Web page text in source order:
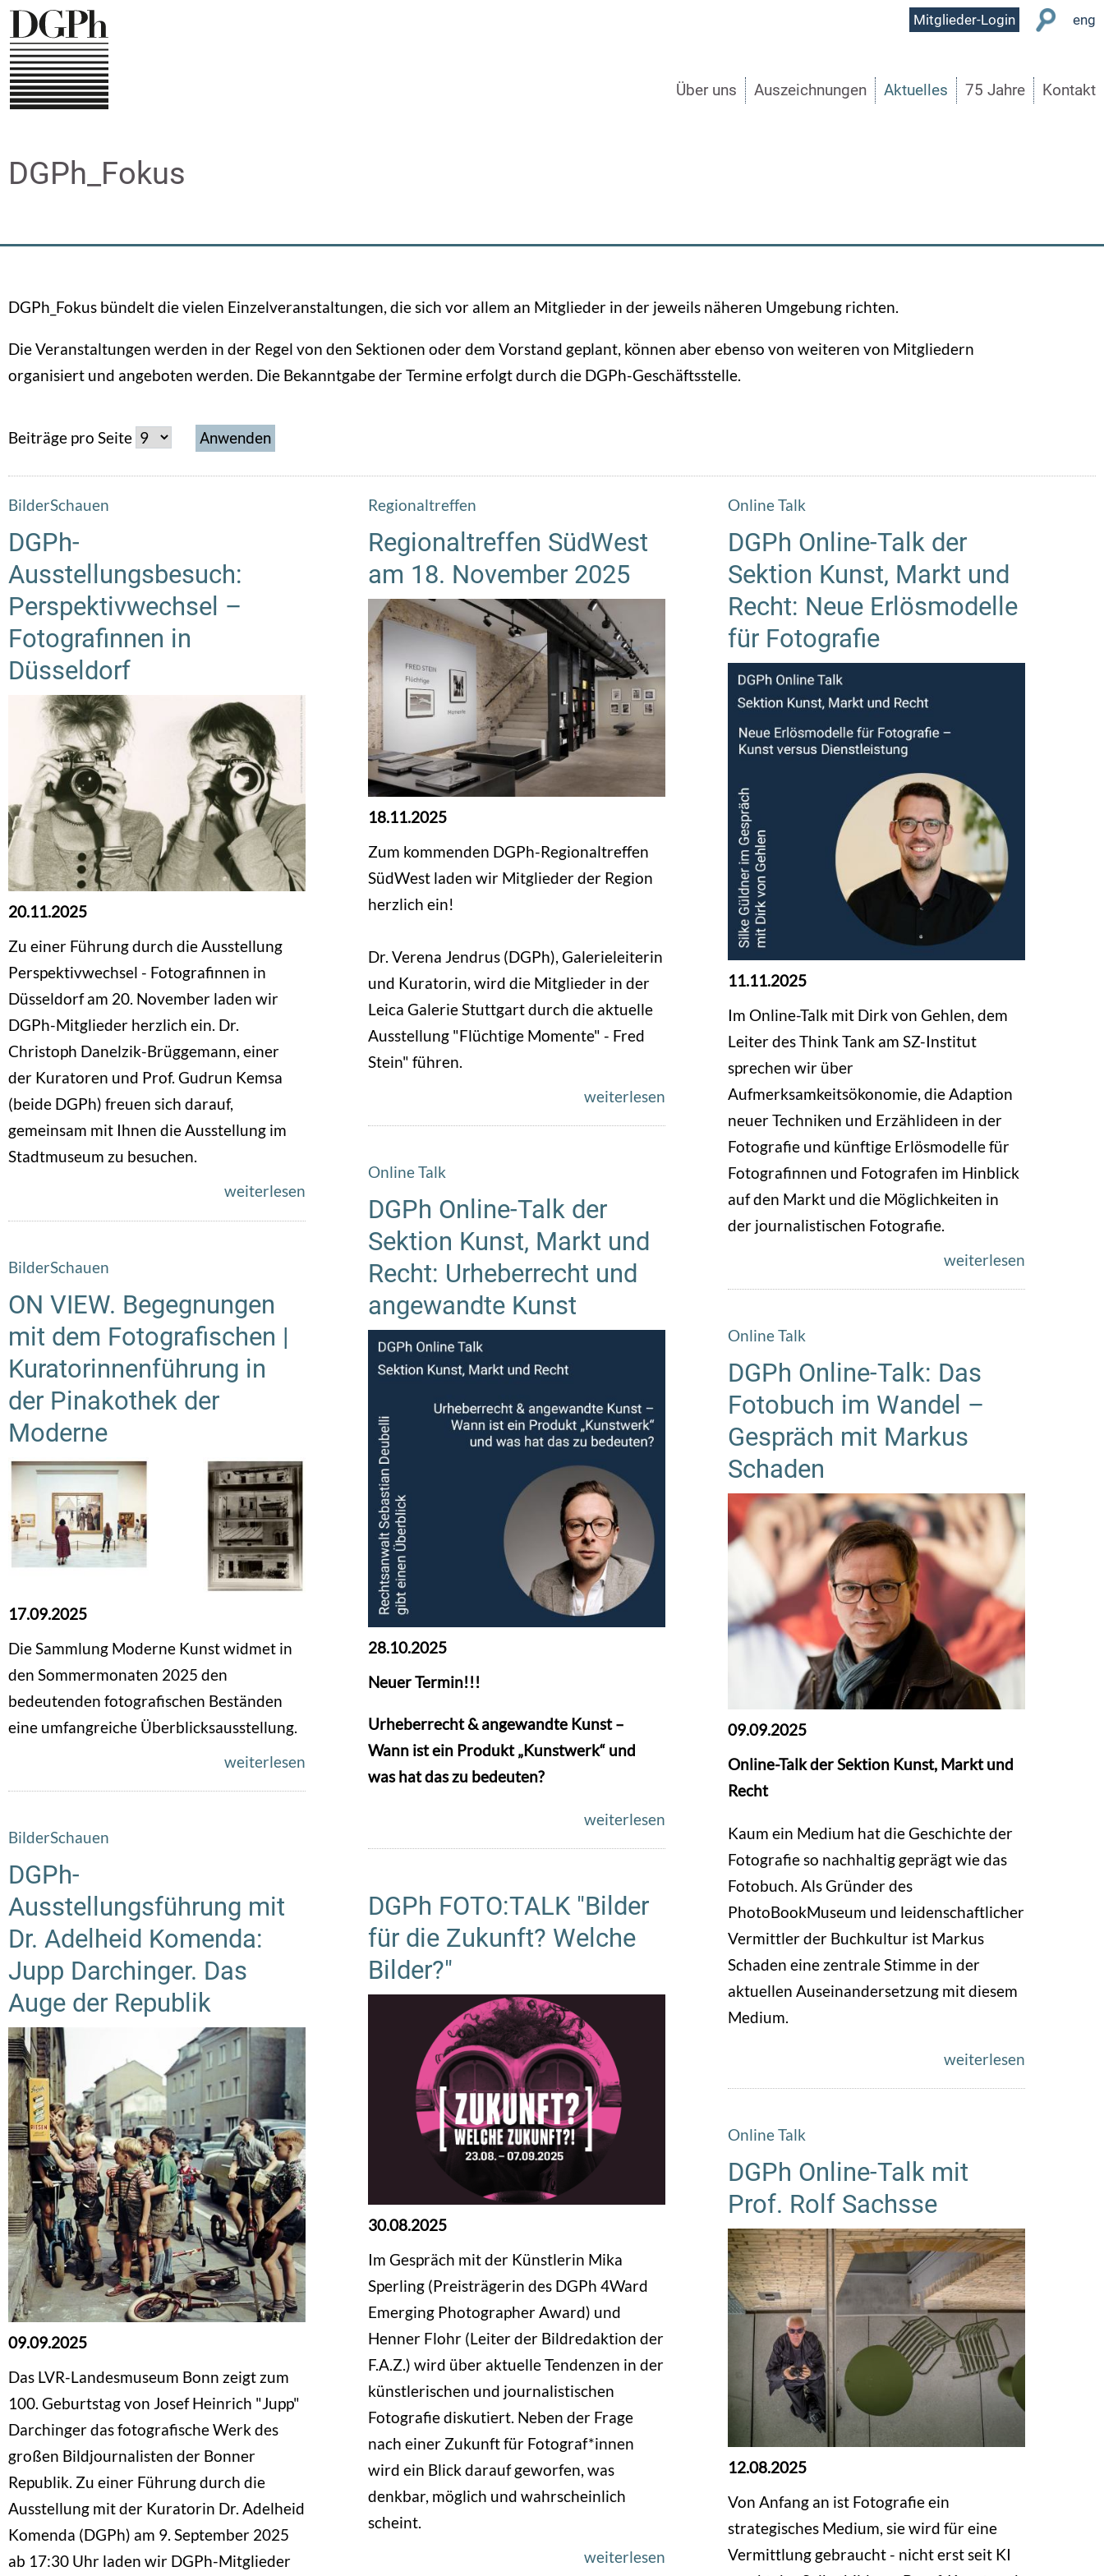
Direkt
zum
Inhalt
User
Mitglieder-Login eng
Über uns Auszeichnungen Aktuelles 75 Jahre Kontakt
DGPh_Fokus
DGPh_Fokus bündelt die vielen Einzelveranstaltungen, die sich vor allem an Mitglieder in der jeweils näheren Umgebung richten.
Die Veranstaltungen werden in der Regel von den Sektionen oder dem Vorstand geplant, können aber ebenso von weiteren von Mitgliedern
organisiert und angeboten werden. Die Bekanntgabe der Termine erfolgt durch die DGPh-Geschäftsstelle.
Beiträge pro Seite
BilderSchauen
DGPh-
Ausstellungsbesuch:
Perspektivwechsel –
Fotografinnen in
Düsseldorf
20.11.2025
Zu einer Führung durch die Ausstellung
Perspektivwechsel - Fotografinnen in
Düsseldorf am 20. November laden wir
DGPh-Mitglieder herzlich ein. Dr.
Christoph Danelzik-Brüggemann, einer
der Kuratoren und Prof. Gudrun Kemsa
(beide DGPh) freuen sich darauf,
gemeinsam mit Ihnen die Ausstellung im
Stadtmuseum zu besuchen.
weiterlesen
Regionaltreffen
Regionaltreffen SüdWest
am 18. November 2025
18.11.2025
Zum kommenden DGPh-Regionaltreffen
SüdWest laden wir Mitglieder der Region
herzlich ein!
Dr. Verena Jendrus (DGPh), Galerieleiterin
und Kuratorin, wird die Mitglieder in der
Leica Galerie Stuttgart durch die aktuelle
Ausstellung "Flüchtige Momente" - Fred
Stein" führen.
weiterlesen
Online Talk
DGPh Online-Talk der
Sektion Kunst, Markt und
Recht: Neue Erlösmodelle
für Fotografie
11.11.2025
Im Online-Talk mit Dirk von Gehlen, dem
Leiter des Think Tank am SZ-Institut
sprechen wir über
Aufmerksamkeitsökonomie, die Adaption
neuer Techniken und Erzählideen in der
Fotografie und künftige Erlösmodelle für
Fotografinnen und Fotografen im Hinblick
auf den Markt und die Möglichkeiten in
der journalistischen Fotografie.
weiterlesen
Online Talk
DGPh Online-Talk der
Sektion Kunst, Markt und
Recht: Urheberrecht und
angewandte Kunst
28.10.2025
Neuer Termin!!!
Urheberrecht & angewandte Kunst –
Wann ist ein Produkt „Kunstwerk“ und
was hat das zu bedeuten?
weiterlesen
BilderSchauen
ON VIEW. Begegnungen
mit dem Fotografischen |
Kuratorinnenführung in
der Pinakothek der
Moderne
17.09.2025
Die Sammlung Moderne Kunst widmet in
den Sommermonaten 2025 den
bedeutenden fotografischen Beständen
eine umfangreiche Überblicksausstellung.
weiterlesen
Online Talk
DGPh Online-Talk: Das
Fotobuch im Wandel –
Gespräch mit Markus
Schaden
09.09.2025
Online-Talk der Sektion Kunst, Markt und
Recht
Kaum ein Medium hat die Geschichte der
Fotografie so nachhaltig geprägt wie das
Fotobuch. Als Gründer des
PhotoBookMuseum und leidenschaftlicher
Vermittler der Buchkultur ist Markus
Schaden eine zentrale Stimme in der
aktuellen Auseinandersetzung mit diesem
Medium.
weiterlesen
BilderSchauen
DGPh-
Ausstellungsführung mit
Dr. Adelheid Komenda:
Jupp Darchinger. Das
Auge der Republik
09.09.2025
Das LVR-Landesmuseum Bonn zeigt zum
100. Geburtstag von Josef Heinrich "Jupp"
Darchinger das fotografische Werk des
großen Bildjournalisten der Bonner
Republik. Zu einer Führung durch die
Ausstellung mit der Kuratorin Dr. Adelheid
Komenda (DGPh) am 9. September 2025
ab 17:30 Uhr laden wir DGPh-Mitglieder
DGPh FOTO:TALK "Bilder
für die Zukunft? Welche
Bilder?"
30.08.2025
Im Gespräch mit der Künstlerin Mika
Sperling (Preisträgerin des DGPh 4Ward
Emerging Photographer Award) und
Henner Flohr (Leiter der Bildredaktion der
F.A.Z.) wird über aktuelle Tendenzen in der
künstlerischen und journalistischen
Fotografie diskutiert. Neben der Frage
nach einer Zukunft für Fotograf*innen
wird ein Blick darauf geworfen, was
denkbar, möglich und wahrscheinlich
scheint.
weiterlesen
Online Talk
DGPh Online-Talk mit
Prof. Rolf Sachsse
12.08.2025
Von Anfang an ist Fotografie ein
strategisches Medium, sie wird für eine
Vermittlung gebraucht - nicht erst seit KI